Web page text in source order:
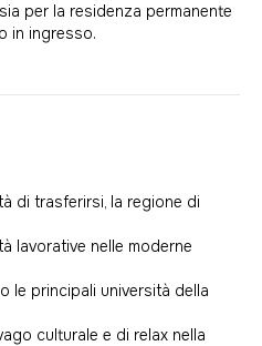
per la residenza permanente
in ingresso.
di trasferirsi, la regione di
lavorative nelle moderne
le principali università della
culturale e di relax nella